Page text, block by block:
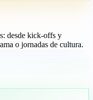
desde kick-offs y
o jornadas de cultura.